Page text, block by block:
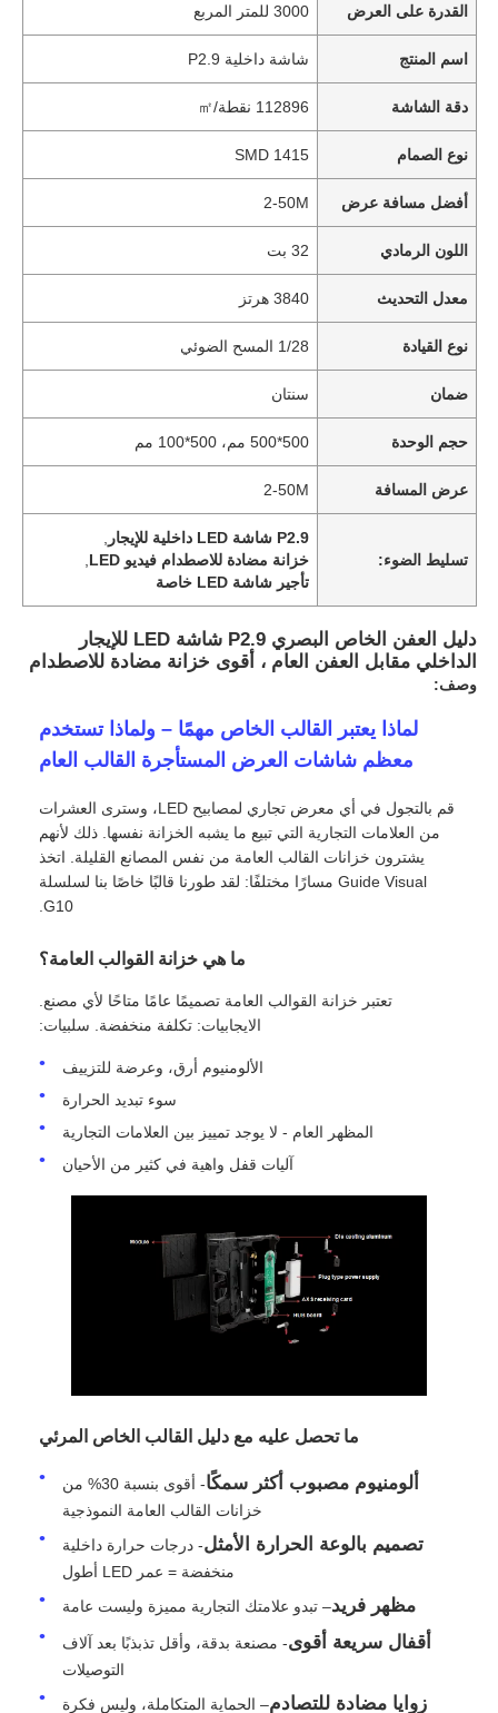
عرض الواقع الافتراضي
ضبط الجودة
أخبار
الحالات
القدرة على العرض 3000 للمتر المربع
اسم المنتج شاشة داخلية P2.9
دقة الشاشة 112896 نقطة/㎡
نوع الصمام SMD 1415
أفضل مسافة عرض 2-50M
اللون الرمادي 32 بت
معدل التحديث 3840 هرتز
نوع القيادة 1/28 المسح الضوئي
ضمان سنتان
حجم الوحدة 500*500 مم، 500*100 مم
عرض المسافة 2-50M
تسليط الضوء:
P2.9 شاشة LED داخلية للإيجار
خزانة مضادة للاصطدام فيديو LED
تأجير شاشة LED خاصة
دليل العفن الخاص البصري P2.9 شاشة LED للإيجار
الداخلي مقابل العفن العام ، أقوى خزانة مضادة للاصطدام
وصف:
لماذا يعتبر القالب الخاص مهمًا – ولماذا تستخدم
معظم شاشات العرض المستأجرة القالب العام
قم بالتجول في أي معرض تجاري لمصابيح LED، وسترى العشرات
من العلامات التجارية التي تبيع ما يشبه الخزانة نفسها. ذلك لأنهم
يشترون خزانات القالب العامة من نفس المصانع القليلة. اتخذ
Guide Visual مسارًا مختلفًا: لقد طورنا قالبًا خاصًا بنا لسلسلة
G10.
ما هي خزانة القوالب العامة؟
تعتبر خزانة القوالب العامة تصميمًا عامًا متاحًا لأي مصنع.
الايجابيات: تكلفة منخفضة. سلبيات:
الألومنيوم أرق، وعرضة للتزييف
سوء تبديد الحرارة
المظهر العام - لا يوجد تمييز بين العلامات التجارية
آليات قفل واهية في كثير من الأحيان
ما تحصل عليه مع دليل القالب الخاص المرئي
ألومنيوم مصبوب أكثر سمكًا
- أقوى بنسبة 30% من
خزانات القالب العامة النموذجية
تصميم بالوعة الحرارة الأمثل- درجات حرارة داخلية
منخفضة = عمر LED أطول
مظهر فريد– تبدو علامتك التجارية مميزة وليست عامة
أقفال سريعة أقوى- مصنعة بدقة، وأقل تذبذبًا بعد آلاف
التوصيلات
زوايا مضادة للتصادم– الحماية المتكاملة، وليس فكرة